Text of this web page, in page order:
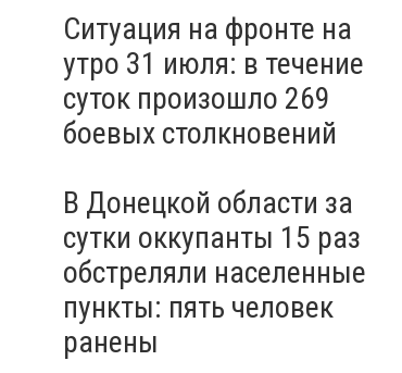
Ситуация на фронте на
утро 31 июля: в течение
суток произошло 269
боевых столкновений
В Донецкой области за
сутки оккупанты 15 раз
обстреляли населенные
пункты: пять человек
ранены